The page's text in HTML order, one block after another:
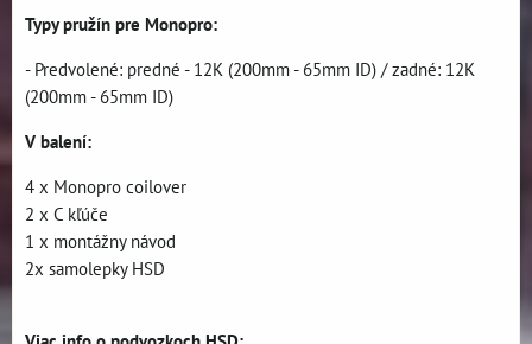
Typy pružín pre Monopro:
- Predvolené: predné - 12K (200mm - 65mm ID) / zadné: 12K
(200mm - 65mm ID)
V balení:
4 x Monopro coilover
2 x C kľúče
1 x montážny návod
2x samolepky HSD